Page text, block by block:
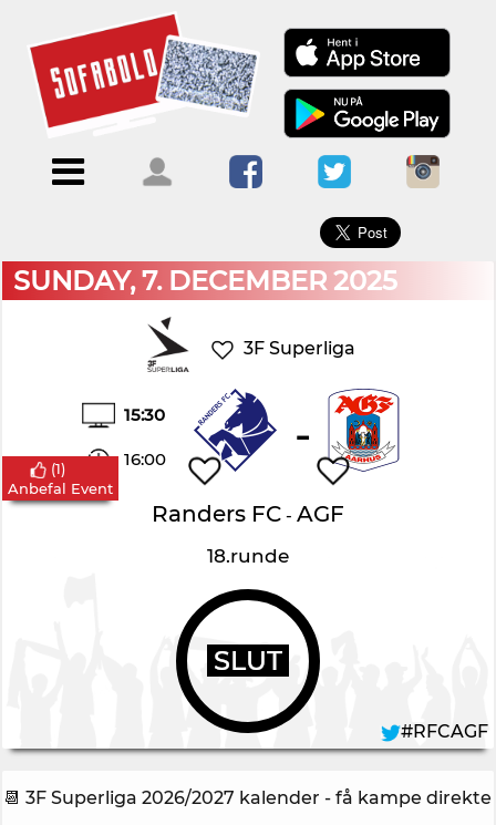
Menu
ForsideKalendere
Blogs
Om
Sofabold
Kontakt
bruger
ind
×
SUNDAY, 7. DECEMBER 2025
3F Superliga
15:30
16:00 -
Randers FC- AGF
18.runde
SLUT
(1)
Anbefal Event
#RFCAGF
📆 3F Superliga 2026/2027 kalender - få kampe direkte